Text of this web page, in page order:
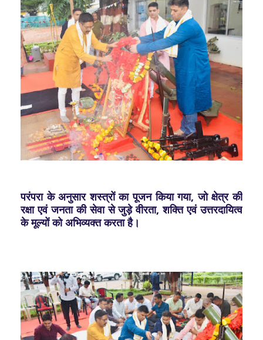
परंपरा के अनुसार शस्त्रों का पूजन किया गया, जो क्षेत्र की
रक्षा एवं जनता की सेवा से जुड़े वीरता, शक्ति एवं उत्तरदायित्व
के मूल्यों को अभिव्यक्त करता है।